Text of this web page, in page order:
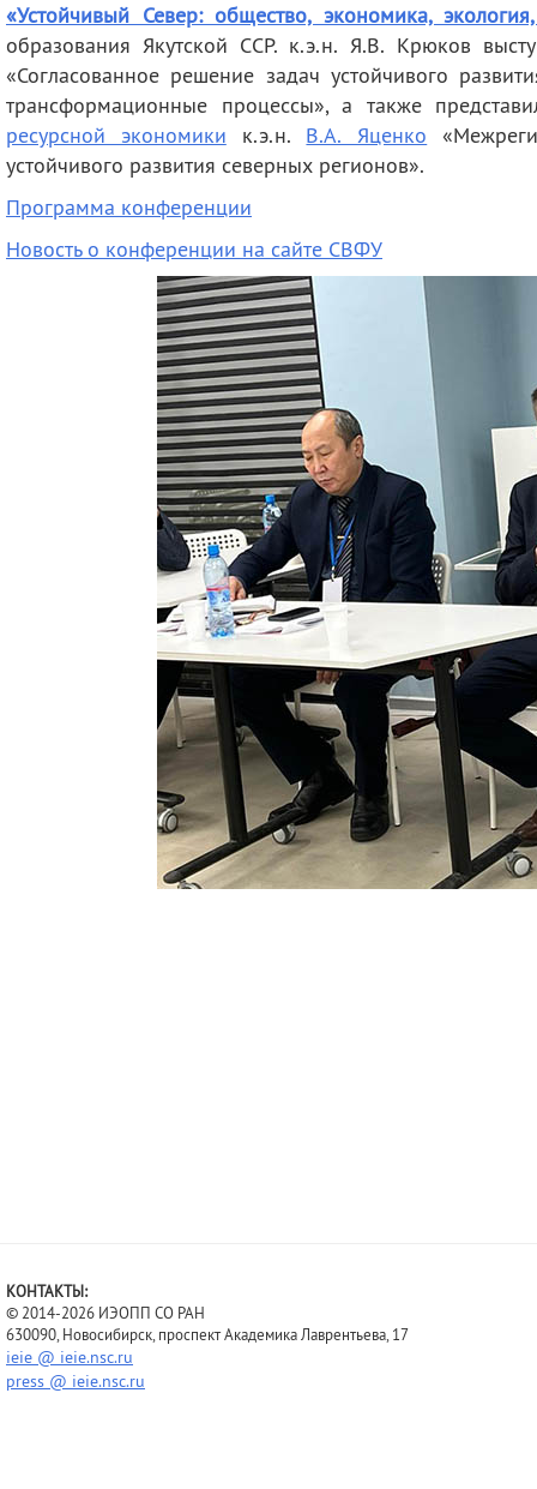
«Устойчивый Север: общество, экономика,
образования Якутской ССР. к.э.н. Я.В. Крюков
«Согласованное решение задач устойчивого
трансформационные процессы», а также
ресурсной экономики к.э.н. В.А. Яценко
устойчивого развития северных регионов».
Программа конференции
Новость о конференции на сайте СВФУ
КОНТАКТЫ:
© 2014-2026 ИЭОПП СО РАН
630090, Новосибирск, проспект Академика Лаврентьева, 17
ieie @ ieie.nsc.ru
press @ ieie.nsc.ru